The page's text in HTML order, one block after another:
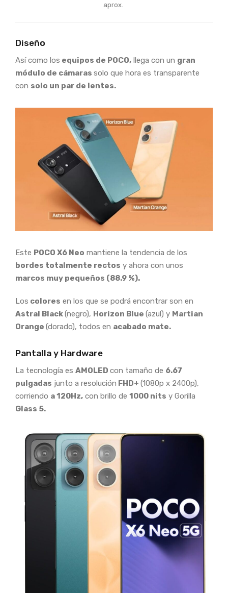
aprox.
Diseño
Así como los equipos de POCO, llega con un gran
módulo de cámaras solo que hora es transparente
con solo un par de lentes.
Este POCO X6 Neo mantiene la tendencia de los
bordes totalmente rectos y ahora con unos
marcos muy pequeños (88.9 %).
Los colores en los que se podrá encontrar son en
Astral Black(negro), Horizon Blue (azul) y Martian
Orange (dorado), todos en acabado mate.
Pantalla y Hardware
La tecnología es AMOLED con tamaño de 6.67
pulgadas junto a resolución FHD+ (1080p x 2400p),
corriendo a 120Hz, con brillo de 1000 nits y Gorilla
Glass 5.